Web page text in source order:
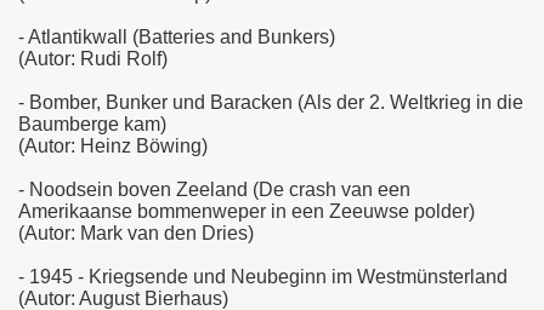
- Atlantikwall (Batteries and Bunkers)
(Autor: Rudi Rolf)
- Bomber, Bunker und Baracken (Als der 2. Weltkrieg in die
Baumberge kam)
(Autor: Heinz Böwing)
- Noodsein boven Zeeland (De crash van een
Amerikaanse bommenweper in een Zeeuwse polder)
(Autor: Mark van den Dries)
- 1945 - Kriegsende und Neubeginn im Westmünsterland
(Autor: August Bierhaus)